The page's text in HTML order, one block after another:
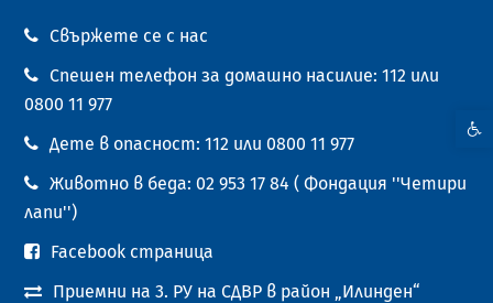
Свържете се с нас
Спешен телефон за домашно насилие: 112 или
0800 11 977
Дете в опасност: 112 или 0800 11 977
Животно в беда: 02 953 17 84 ( Фондация ''Четири
лапи'')
Facebook страница
Приемни на 3. РУ на СДВР в район „Илинден“